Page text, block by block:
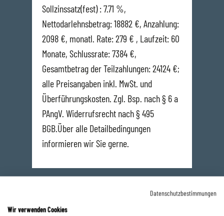
Sollzinssatz(fest) : 7.71 %,
Nettodarlehnsbetrag: 18882 €, Anzahlung:
2098 €, monatl. Rate: 279 € , Laufzeit: 60
Monate, Schlussrate: 7384 €,
Gesamtbetrag der Teilzahlungen: 24124 €;
alle Preisangaben inkl. MwSt. und
Überführungskosten. Zgl. Bsp. nach § 6 a
PAngV. Widerrufsrecht nach § 495
BGB.Über alle Detailbedingungen
informieren wir Sie gerne.
Ihr direkter Kontakt
Datenschutzbestimmungen
Wir verwenden Cookies